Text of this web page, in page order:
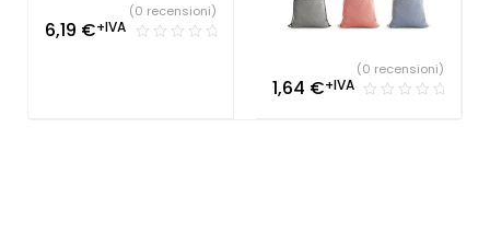
6,19 €+IVA
(0 recensioni)
1,64 €+IVA
(0 recensioni)